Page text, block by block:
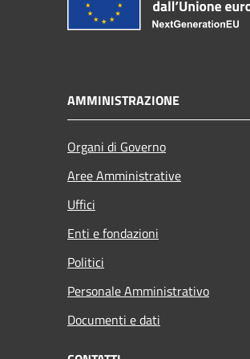
AMMINISTRAZIONE
Organi di Governo
Aree Amministrative
Uffici
Enti e fondazioni
Politici
Personale Amministrativo
Documenti e dati